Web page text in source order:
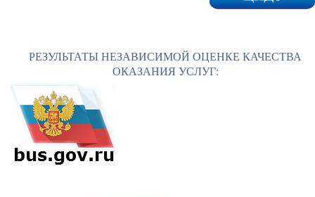
РЕЗУЛЬТАТЫ НЕЗАВИСИМОЙ ОЦЕНКЕ КАЧЕСТВА
ОКАЗАНИЯ УСЛУГ: